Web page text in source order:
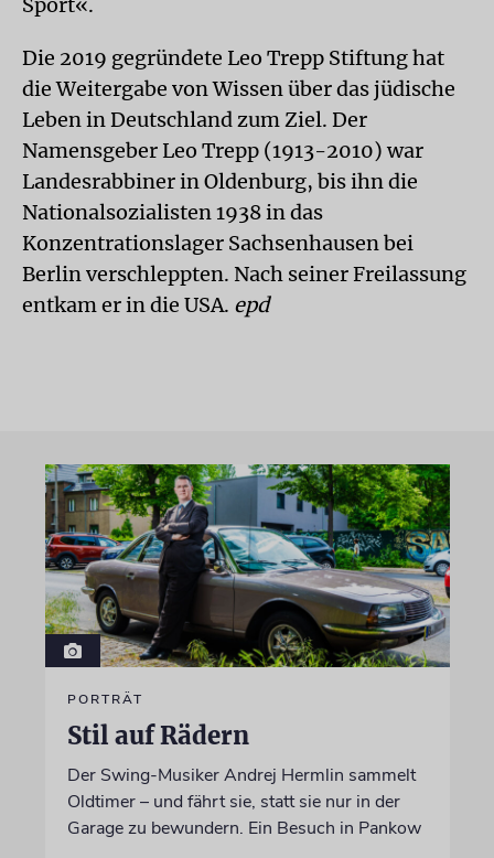
Sport«.
Die 2019 gegründete Leo Trepp Stiftung hat
die Weitergabe von Wissen über das jüdische
Leben in Deutschland zum Ziel. Der
Namensgeber Leo Trepp (1913-2010) war
Landesrabbiner in Oldenburg, bis ihn die
Nationalsozialisten 1938 in das
Konzentrationslager Sachsenhausen bei
Berlin verschleppten. Nach seiner Freilassung
entkam er in die USA. epd
PORTRÄT
Stil auf Rädern
Der Swing-Musiker Andrej Hermlin sammelt
Oldtimer – und fährt sie, statt sie nur in der
Garage zu bewundern. Ein Besuch in Pankow